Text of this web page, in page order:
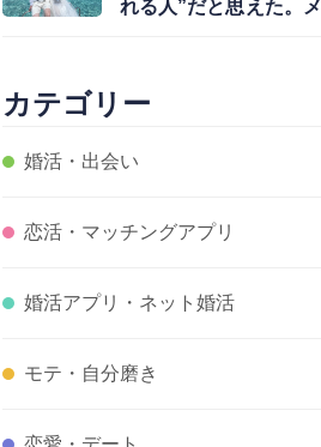
れる人”だと思えた。メ
カテゴリー
婚活・出会い
恋活・マッチングアプリ
婚活アプリ・ネット婚活
モテ・自分磨き